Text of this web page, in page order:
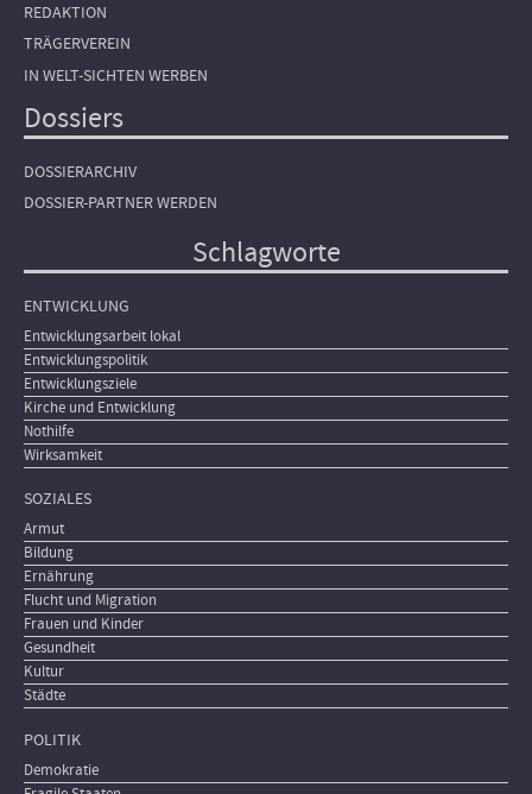
REDAKTION
TRÄGERVEREIN
IN WELT-SICHTEN WERBEN
Dossiers
DOSSIERARCHIV
DOSSIER-PARTNER WERDEN
Schlagworte
ENTWICKLUNG
Entwicklungsarbeit lokal
Entwicklungspolitik
Entwicklungsziele
Kirche und Entwicklung
Nothilfe
Wirksamkeit
SOZIALES
Armut
Bildung
Ernährung
Flucht und Migration
Frauen und Kinder
Gesundheit
Kultur
Städte
POLITIK
Demokratie